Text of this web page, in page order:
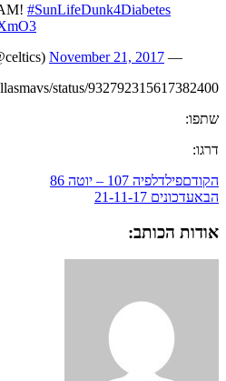
#SunLifeDunk4Diabetes
— Boston Celtics (@celtics)
November 21, 2017
status/932792315617382400
שתפו:
דרגו:
הקודםפילדלפיה 107 – יוטה 86
הבאעדכונים 21-11-17
אודות הכותב: